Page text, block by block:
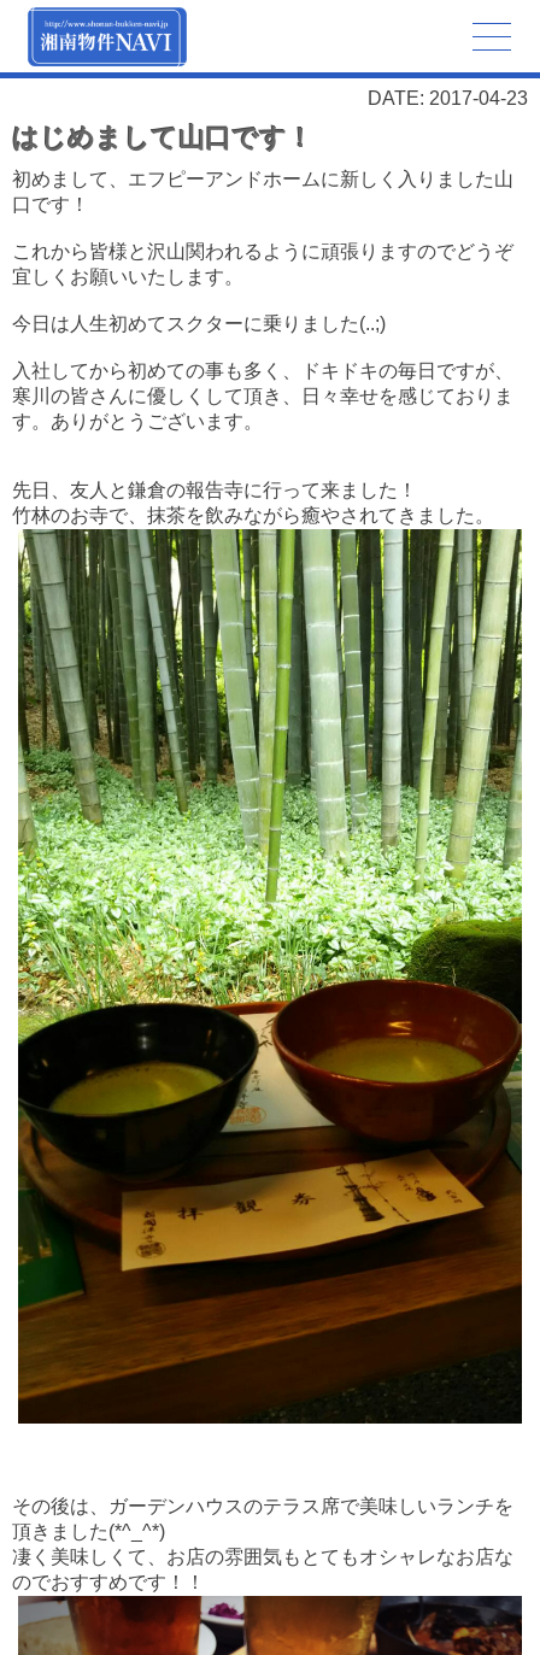
DATE: 2017-04-23
はじめまして山口です！
初めまして、エフピーアンドホームに新しく入りました山
口です！
これから皆様と沢山関われるように頑張りますのでどうぞ
宜しくお願いいたします。
今日は人生初めてスクターに乗りました(..;)
入社してから初めての事も多く、ドキドキの毎日ですが、
寒川の皆さんに優しくして頂き、日々幸せを感じておりま
す。ありがとうございます。
先日、友人と鎌倉の報告寺に行って来ました！
竹林のお寺で、抹茶を飲みながら癒やされてきました。
その後は、ガーデンハウスのテラス席で美味しいランチを
頂きました(*^_^*)
凄く 美味しくて、お店の雰囲気もとてもオシャレなお店な
のでおすすめです！！